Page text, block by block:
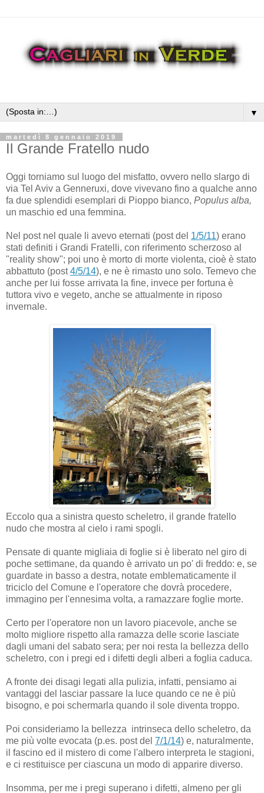
▼
martedì 8 gennaio 2019
Il Grande Fratello nudo
Oggi torniamo sul luogo del misfatto, ovvero nello slargo di
via Tel Aviv a Genneruxi, dove vivevano fino a qualche anno
fa due splendidi esemplari di Pioppo bianco, Populus alba,
un maschio ed una femmina.
Nel post nel quale li avevo eternati (post del 1/5/11) erano
stati definiti i Grandi Fratelli, con riferimento scherzoso al
"reality show"; poi uno è morto di morte violenta, cioè è stato
abbattuto (post4/5/14), e ne è rimasto uno solo. Temevo che
anche per lui fosse arrivata la fine, invece per fortuna è
tuttora vivo e vegeto, anche se attualmente in riposo
invernale.
Eccolo qua a sinistra questo scheletro, il grande fratello
nudo che mostra al cielo i rami spogli.
Pensate di quante migliaia di foglie si è liberato nel giro di
poche settimane, da quando è arrivato un po' di freddo: e, se
guardate in basso a destra, notate emblematicamente il
triciclo del Comune e l'operatore che dovrà procedere,
immagino per l'ennesima volta, a ramazzare foglie morte.
Certo per l'operatore non un lavoro piacevole, anche se
molto migliore rispetto alla ramazza delle scorie lasciate
dagli umani del sabato sera; per noi resta la bellezza dello
scheletro, con i pregi ed i difetti degli alberi a foglia caduca.
A fronte dei disagi legati alla pulizia, infatti, pensiamo ai
vantaggi del lasciar passare la luce quando ce ne è più
bisogno, e poi schermarla quando il sole diventa troppo.
Poi consideriamo la bellezza intrinseca dello scheletro, da
me più volte evocata (p.es. post del 7/1/14) e, naturalmente,
il fascino ed il mistero di come l'albero interpreta le stagioni,
e ci restituisce per ciascuna un modo di apparire diverso.
Insomma, per me i pregi superano i difetti, almeno per gli